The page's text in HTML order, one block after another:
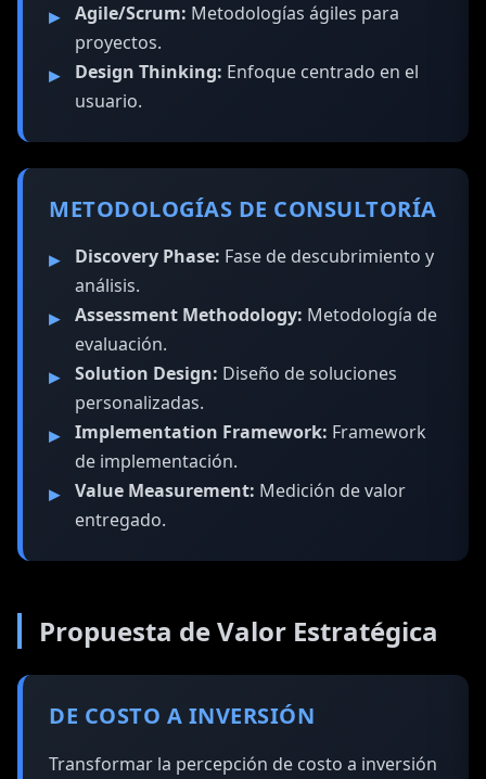
Agile/Scrum: Metodologías ágiles para
proyectos.
Design Thinking: Enfoque centrado en el
usuario.
METODOLOGÍAS DE CONSULTORÍA
Discovery Phase: Fase de descubrimiento y
análisis.
Assessment Methodology: Metodología de
evaluación.
Solution Design: Diseño de soluciones
personalizadas.
Implementation Framework: Framework
de implementación.
Value Measurement: Medición de valor
entregado.
Propuesta de Valor Estratégica
DE COSTO A INVERSIÓN
Transformar la percepción de costo a inversión